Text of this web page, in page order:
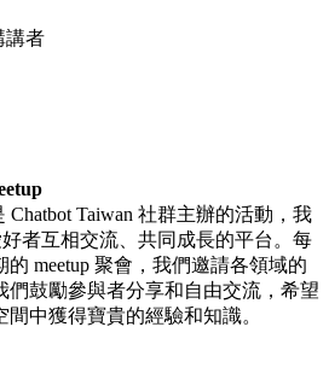
講者
Chatbot Taiwan 社群主辦的活動，我
者互相交流、共同成長的平台。每
meetup 聚會，我們邀請各領域的
們鼓勵參與者分享和自由交流，希望
中獲得寶貴的經驗和知識。